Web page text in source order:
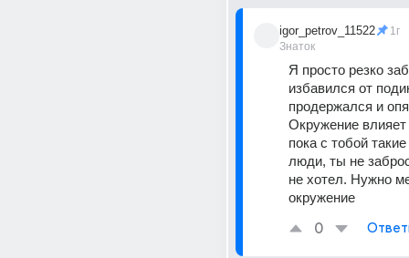
igor_petrov_11522
Знаток
1г
Я просто резко
избавился от
продержался и
Окружение влияет
пока с тобой
люди, ты не
не хотел. Нужно
окружение
0